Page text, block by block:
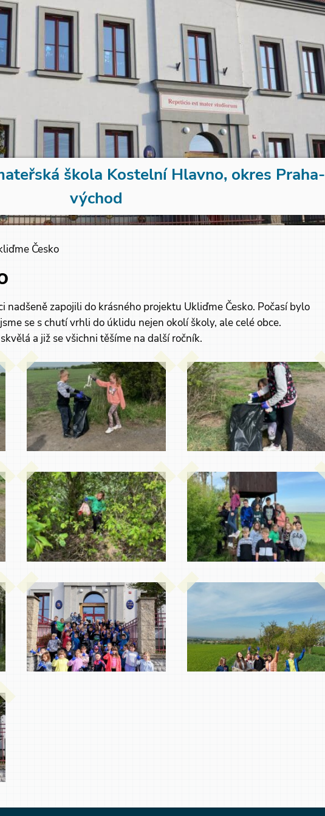
škola Kostelní Hlavno, okres Praha-
východ
Česko
nadšeně zapojili do krásného projektu Ukliďme Česko. Počasí bylo
se s chutí vrhli do úklidu nejen okolí školy, ale celé obce.
a již se všichni těšíme na další ročník.